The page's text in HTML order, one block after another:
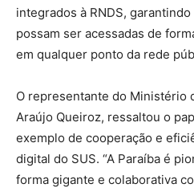
integrados à RNDS,
possam ser acessadas de
em qualquer ponto da rede
O representante do Ministério
Araújo Queiroz, ressaltou o
exemplo de cooperação e
digital do SUS. “A Paraíba é
forma gigante e colaborativa